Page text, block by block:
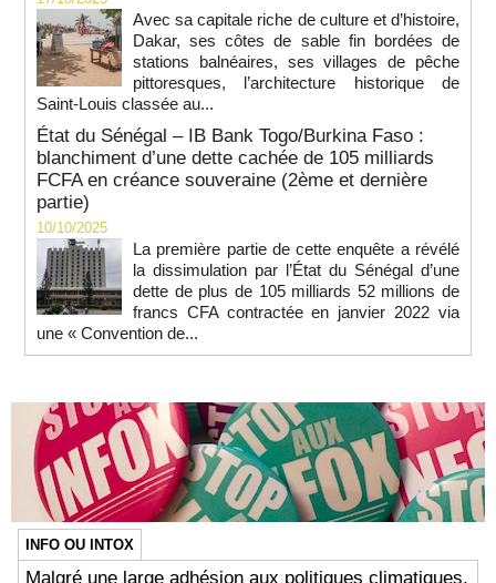
Avec sa capitale riche de culture et d’histoire,
Dakar, ses côtes de sable fin bordées de
stations balnéaires, ses villages de pêche
pittoresques, l’architecture historique de
Saint-Louis classée au...
État du Sénégal – IB Bank Togo/Burkina Faso :
blanchiment d’une dette cachée de 105 milliards
FCFA en créance souveraine (2ème et dernière
partie)
10/10/2025
La première partie de cette enquête a révélé
la dissimulation par l’État du Sénégal d’une
dette de plus de 105 milliards 52 millions de
francs CFA contractée en janvier 2022 via
une « Convention de...
INFO OU INTOX
Malgré une large adhésion aux politiques climatiques,